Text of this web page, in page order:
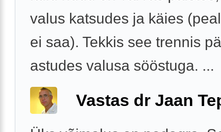
valus katsudes ja käies
ei saa). Tekkis see trennis
astudes valusa sööstuga. ...
Vastas dr Jaan